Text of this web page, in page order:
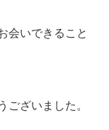
会いできること
ございました。